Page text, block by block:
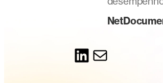
LinkedIn Correio eletrônico